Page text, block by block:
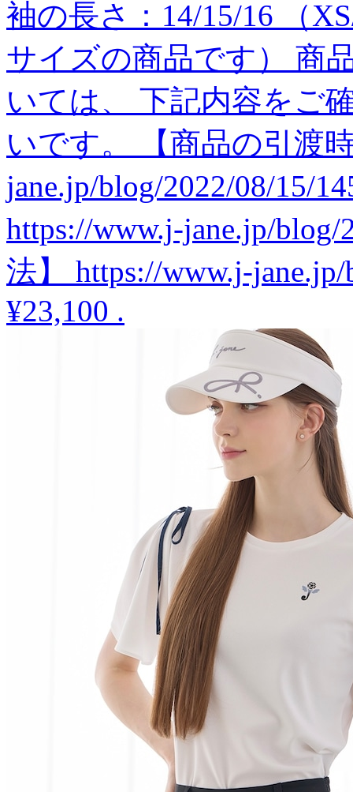
袖の長さ：14/15/16 （
サイズの商品です） 商
いては、 下記内容をご
いです。 【商品の引渡
jane.jp/blog/2022/08/15/
https://www.j-jane.jp/
法】 https://www.j-
¥23,100 .